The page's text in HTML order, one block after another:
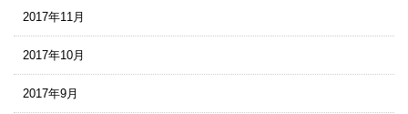
2017年11月
2017年10月
2017年9月